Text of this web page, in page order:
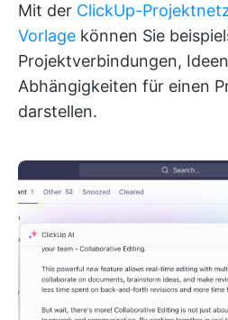
Mit der ClickUp-
Vorlage können Sie
Projektverbindungen,
Abhängigkeiten für einen
darstellen.